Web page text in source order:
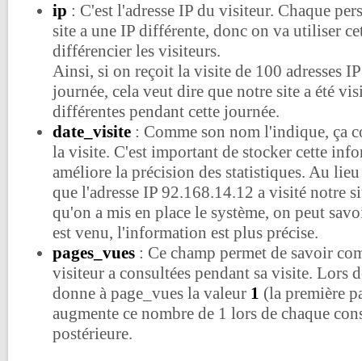
ip : C'est l'adresse IP du visiteur. Chaque
site a une IP différente, donc on va utiliser
différencier les visiteurs.
Ainsi, si on reçoit la visite de 100 adresses
journée, cela veut dire que notre site a été
différentes pendant cette journée.
date_visite : Comme son nom l'indique, ça
la visite. C'est important de stocker cette
améliore la précision des statistiques. Au
que l'adresse IP 92.168.14.12 a visité notre
qu'on a mis en place le système, on peut
est venu, l'information est plus précise.
pages_vues : Ce champ permet de savoir
visiteur a consultées pendant sa visite. Lors
donne à page_vues la valeur 1 (la première
augmente ce nombre de 1 lors de chaque
postérieure.